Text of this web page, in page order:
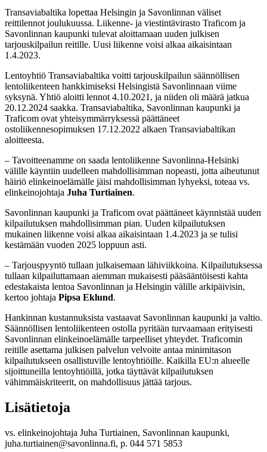
Transaviabaltika lopettaa Helsingin ja Savonlinnan väliset
reittilennot joulukuussa. Liikenne- ja viestintävirasto Traficom ja
Savonlinnan kaupunki tulevat aloittamaan uuden julkisen
tarjouskilpailun reitille. Uusi liikenne voisi alkaa aikaisintaan
1.4.2023.
Lentoyhtiö Transaviabaltika voitti tarjouskilpailun säännöllisen
lentoliikenteen hankkimiseksi Helsingistä Savonlinnaan viime
syksynä. Yhtiö aloitti lennot 4.10.2021, ja niiden oli määrä jatkua
20.12.2024 saakka. Transaviabaltika, Savonlinnan kaupunki ja
Traficom ovat yhteisymmärryksessä päättäneet
ostoliikennesopimuksen 17.12.2022 alkaen Transaviabaltikan
aloitteesta.
– Tavoitteenamme on saada lentoliikenne Savonlinna-Helsinki
välille käyntiin uudelleen mahdollisimman nopeasti, jotta aiheutunut
häiriö elinkeinoelämälle jäisi mahdollisimman lyhyeksi, toteaa vs.
elinkeinojohtaja Juha Turtiainen.
Savonlinnan kaupunki ja Traficom ovat päättäneet käynnistää uuden
kilpailutuksen mahdollisimman pian. Uuden kilpailutuksen
mukainen liikenne voisi alkaa aikaisintaan 1.4.2023 ja se tulisi
kestämään vuoden 2025 loppuun asti.
– Tarjouspyyntö tullaan julkaisemaan lähiviikkoina. Kilpailutuksessa
tullaan kilpailuttamaan aiemman mukaisesti pääsääntöisesti kahta
edestakaista lentoa Savonlinnan ja Helsingin välille arkipäivisin,
kertoo johtaja Pipsa Eklund.
Hankinnan kustannuksista vastaavat Savonlinnan kaupunki ja valtio.
Säännöllisen lentoliikenteen ostolla pyritään turvaamaan erityisesti
Savonlinnan elinkeinoelämälle tarpeelliset yhteydet. Traficomin
reitille asettama julkisen palvelun velvoite antaa minimitason
kilpailutukseen osallistuville lentoyhtiöille. Kaikilla EU:n alueelle
sijoittuneilla lentoyhtiöillä, jotka täyttävät kilpailutuksen
vähimmäiskriteerit, on mahdollisuus jättää tarjous.
Lisätietoja
vs. elinkeinojohtaja Juha Turtiainen, Savonlinnan kaupunki,
juha.turtiainen@savonlinna.fi, p. 044 571 5853